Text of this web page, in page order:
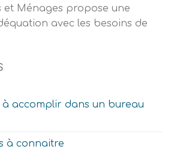
et Ménages propose une
avec les besoins de
à accomplir dans un bureau
à connaitre